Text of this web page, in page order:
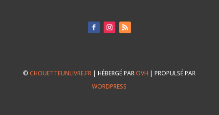
©CHOUETTEUNLIVRE.FR | HÉBERGÉ PAROVH | PROPULSÉ PAR
WORDPRESS